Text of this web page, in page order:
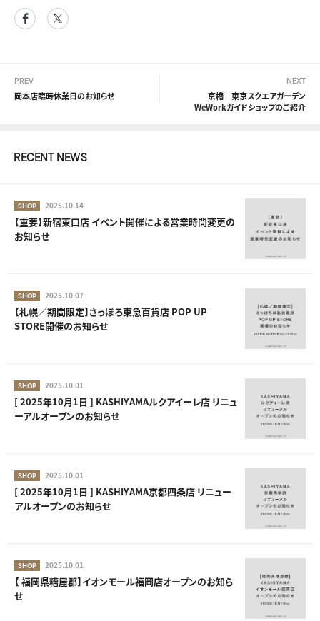
Facebook
PREV
岡本店臨時休業日のお知らせ
NEXT
京橋 東京スクエアガーデン
WeWorkガイドショップのご紹介
RECENT NEWS
SHOP 2025.10.14
【重要】新宿東口店 イベント開催による営業時間変更の
お知らせ
SHOP 2025.10.07
【札幌／期間限定】さっぽろ東急百貨店 POP UP
STORE開催のお知らせ
SHOP 2025.10.01
[ 2025年10月1日 ] KASHIYAMAルクアイーレ店 リニュ
ーアルオープンのお知らせ
SHOP 2025.10.01
[ 2025年10月1日 ] KASHIYAMA京都四条店 リニュー
アルオープンのお知らせ
SHOP 2025.10.01
【 福岡県糟屋郡】イオンモール福岡店オープンのお知ら
せ